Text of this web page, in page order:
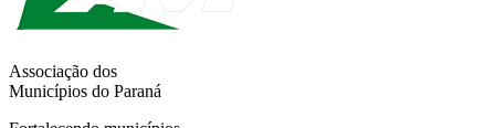
Associação dos
Municípios do Paraná